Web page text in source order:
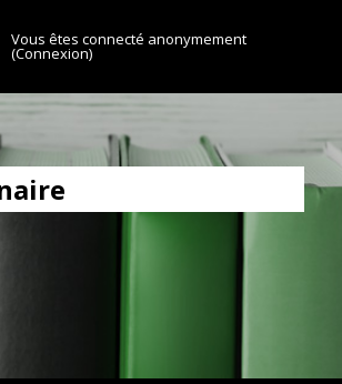
Vous êtes connecté anonymement
(Connexion)